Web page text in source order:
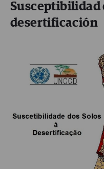
Susceptibilidad
desertificación